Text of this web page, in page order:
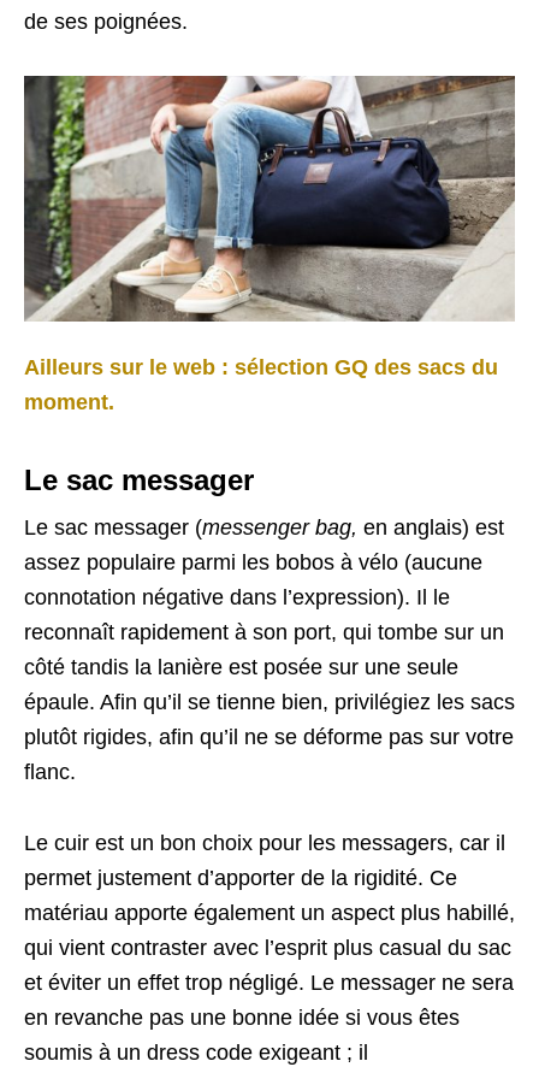
de ses poignées.
Ailleurs sur le web : sélection GQ des sacs du
moment.
Le sac messager
Le sac messager (messenger bag, en anglais) est
assez populaire parmi les bobos à vélo (aucune
connotation négative dans l’expression). Il le
reconnaît rapidement à son port, qui tombe sur un
côté tandis la lanière est posée sur une seule
épaule. Afin qu’il se tienne bien, privilégiez les sacs
plutôt rigides, afin qu’il ne se déforme pas sur votre
flanc.
Le cuir est un bon choix pour les messagers, car il
permet justement d’apporter de la rigidité. Ce
matériau apporte également un aspect plus habillé,
qui vient contraster avec l’esprit plus casual du sac
et éviter un effet trop négligé. Le messager ne sera
en revanche pas une bonne idée si vous êtes
soumis à un dress code exigeant ; il